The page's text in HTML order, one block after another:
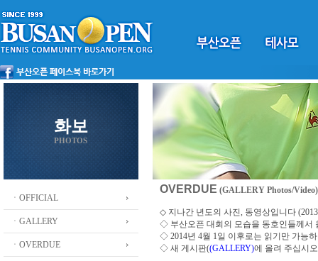
화보
PHOTOS
ㆍOFFICIAL
ㆍGALLERY
ㆍOVERDUE
OVERDUE (GALLERY Photos/Video)
◇ 지나간 년도의 사진, 동영상입니다
◇ 부산오픈 대회의 모습을 동호인들께서
◇ 2014년 4월 1일 이후로는 읽기만 가능
◇ 새 게시판((GALLERY)에 올려 주십시오